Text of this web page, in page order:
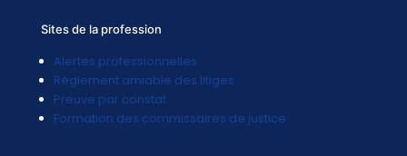
Sites de la profession
Alertes professionnelles
Réglement amiable des litiges
Preuve par constat
Formation des commissaires de justice